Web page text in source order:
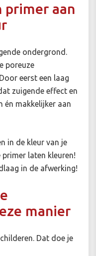
primer aan
ondergrond.
poreuze
eerst een laag
zuigende effect en
én makkelijker aan
in de kleur van je
laten kleuren!
in de afwerking!
manier
Dat doe je